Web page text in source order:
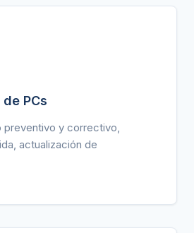
PCs
preventivo y correctivo,
actualización de